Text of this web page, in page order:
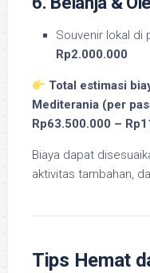
Souvenir lokal di
Rp2.000.000
Total estimasi
Mediterania (per
Rp63.500.000 –
Biaya dapat
aktivitas tambahan,
Tips Hemat